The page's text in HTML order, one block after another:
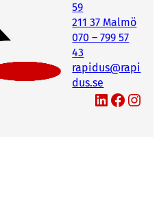
59
211 37 Malmö
070 – 799 57
43
rapidus@rapi
dus.se
LinkedIn Facebook Instagram